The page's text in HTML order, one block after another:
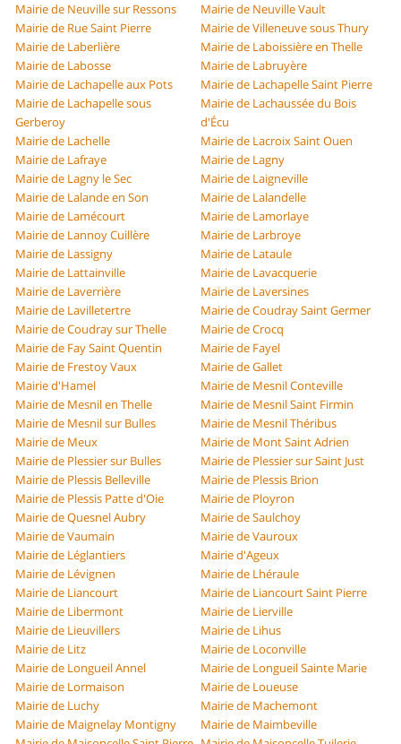
Mairie de Neuville sur Ressons
Mairie de Neuville Vault
Mairie de Rue Saint Pierre
Mairie de Villeneuve sous Thury
Mairie de Laberlière
Mairie de Laboissière en Thelle
Mairie de Labosse
Mairie de Labruyère
Mairie de Lachapelle aux Pots
Mairie de Lachapelle Saint Pierre
Mairie de Lachapelle sous
Gerberoy
Mairie de Lachaussée du Bois
d'Écu
Mairie de Lachelle
Mairie de Lacroix Saint Ouen
Mairie de Lafraye
Mairie de Lagny
Mairie de Lagny le Sec
Mairie de Laigneville
Mairie de Lalande en Son
Mairie de Lalandelle
Mairie de Lamécourt
Mairie de Lamorlaye
Mairie de Lannoy Cuillère
Mairie de Larbroye
Mairie de Lassigny
Mairie de Lataule
Mairie de Lattainville
Mairie de Lavacquerie
Mairie de Laverrière
Mairie de Laversines
Mairie de Lavilletertre
Mairie de Coudray Saint Germer
Mairie de Coudray sur Thelle
Mairie de Crocq
Mairie de Fay Saint Quentin
Mairie de Fayel
Mairie de Frestoy Vaux
Mairie de Gallet
Mairie d'Hamel
Mairie de Mesnil Conteville
Mairie de Mesnil en Thelle
Mairie de Mesnil Saint Firmin
Mairie de Mesnil sur Bulles
Mairie de Mesnil Théribus
Mairie de Meux
Mairie de Mont Saint Adrien
Mairie de Plessier sur Bulles
Mairie de Plessier sur Saint Just
Mairie de Plessis Belleville
Mairie de Plessis Brion
Mairie de Plessis Patte d'Oie
Mairie de Ployron
Mairie de Quesnel Aubry
Mairie de Saulchoy
Mairie de Vaumain
Mairie de Vauroux
Mairie de Léglantiers
Mairie d'Ageux
Mairie de Lévignen
Mairie de Lhéraule
Mairie de Liancourt
Mairie de Liancourt Saint Pierre
Mairie de Libermont
Mairie de Lierville
Mairie de Lieuvillers
Mairie de Lihus
Mairie de Litz
Mairie de Loconville
Mairie de Longueil Annel
Mairie de Longueil Sainte Marie
Mairie de Lormaison
Mairie de Loueuse
Mairie de Luchy
Mairie de Machemont
Mairie de Maignelay Montigny
Mairie de Maimbeville